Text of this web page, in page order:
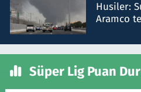
Husiler:
Aramco
Süper Lig Puan